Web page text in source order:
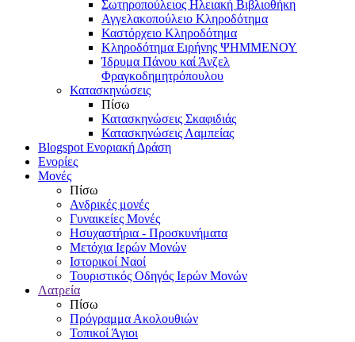
Σωτηροπούλειος Ηλειακή Βιβλιοθήκη
Αγγελακοπούλειο Κληροδότημα
Καστόρχειο Κληροδότημα
Κληροδότημα Ειρήνης ΨΗΜΜΕΝΟΥ
Ίδρυμα Πάνου καί Άνζελ
Φραγκοδημητρόπουλου
Κατασκηνώσεις
Πίσω
Κατασκηνώσεις Σκαφιδιάς
Κατασκηνώσεις Λαμπείας
Blogspot Ενοριακή Δράση
Ενορίες
Μονές
Πίσω
Ανδρικές μονές
Γυναικείες Μονές
Ησυχαστήρια - Προσκυνήματα
Μετόχια Ιερών Μονών
Ιστορικοί Ναοί
Τουριστικός Οδηγός Ιερών Μονών
Λατρεία
Πίσω
Πρόγραμμα Ακολουθιών
Τοπικοί Άγιοι